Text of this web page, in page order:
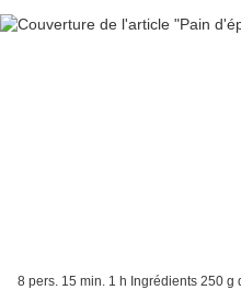
8 pers. 15 min. 1 h Ingrédients 250 g